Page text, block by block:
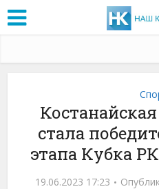
стала
этапа Кубка
19.06.2023 17:23